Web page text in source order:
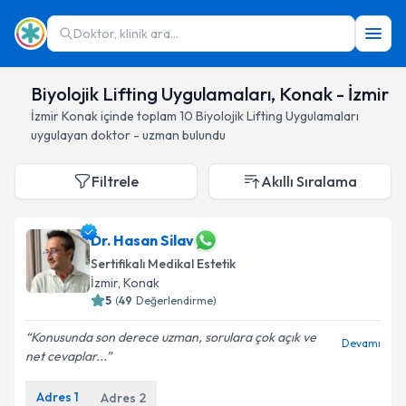
Doktor, klinik ara...
Biyolojik Lifting Uygulamaları, Konak - İzmir
İzmirKonakiçinde toplam 10 Biyolojik Lifting Uygulamaları
uygulayan doktor - uzman bulundu
Filtrele Akıllı Sıralama
Dr. Hasan Silav
Sertifikalı Medikal Estetik
İzmir, Konak
5 (49 Değerlendirme)
Konusunda son derece uzman, sorulara çok açık ve
net cevaplar...
Devamı
Adres 1 Adres 2